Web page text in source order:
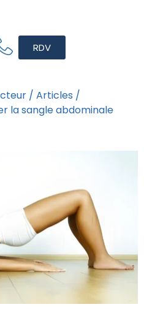
RDV
/ Articles /
la sangle abdominale